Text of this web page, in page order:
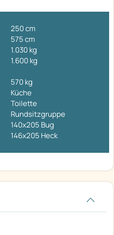
250 cm
575 cm
1.030 kg
1.600 kg
570 kg
Küche
Toilette
Rundsitzgruppe
140x205 Bug
146x205 Heck